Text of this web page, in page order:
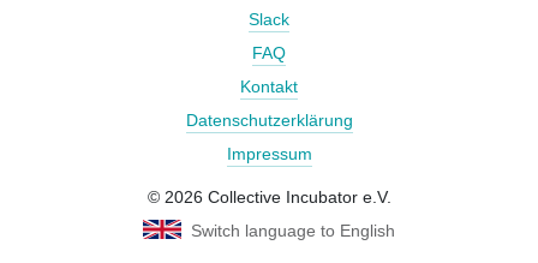
Slack
FAQ
Kontakt
Datenschutzerklärung
Impressum
© 2026 Collective Incubator e.V.
Switch language to English